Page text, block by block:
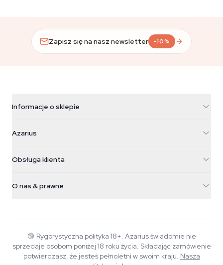
Zapisz się na nasz newsletter -10%
Informacje o sklepie
Galvaniweg 11
Nederland
+31(0)204897914
Azarius
Magiczne grzyby
Smokeshop
Obsługa klienta
Polityka zwrotów
Polityka prywatności
O nas & prawne
Wiki
Muzyka
🔞 Rygorystyczna polityka 18+. Azarius świadomie nie
sprzedaje osobom poniżej 18 roku życia. Składając zamówienie
potwierdzasz, że jesteś pełnoletni w swoim kraju. Nasza